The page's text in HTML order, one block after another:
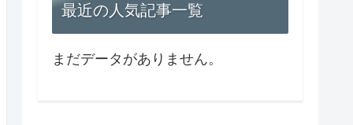
最近の人気記事一覧
まだデータがありません。